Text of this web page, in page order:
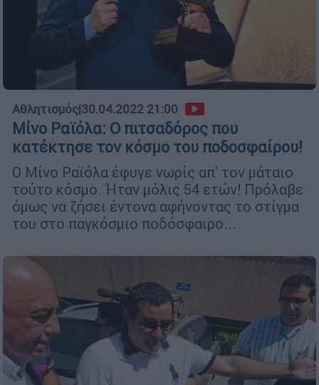
Αθλητισμός|30.04.2022 21:00
Μίνο Ραϊόλα: O πιτσαδόρος που
κατέκτησε τον κόσμο του ποδοσφαίρου!
Ο Μίνο Ραϊόλα έφυγε νωρίς απ' τον μάταιο
τούτο κόσμο. Ήταν μόλις 54 ετών! Πρόλαβε
όμως να ζήσει έντονα αφήνοντας το στίγμα
του στο παγκόσμιο ποδόσφαιρο...